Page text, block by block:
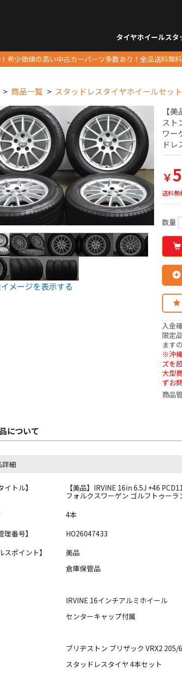
タイヤホイールスタ
希少価値の高い中古カーパーツ多数あり！全品送料無料
商品一覧 スタッドレスタイヤホイールセット
メージを表示する
【
スト
ワー
ド
￥
送料無
数量
入金
限定
ます
※沖
ズを
大型
ずお
商品
について
細
イトル】
【美品】IRVINE 16in 6.5J +46
フォルクスワーゲン ゴルフトゥー
4本
理番号】
HO26047433
スポイント】
美品
倉庫保管品
IRVINE 16インチアルミホイール
センターキャップ付属
ブリヂストン ブリザック VRX2 205/
スタッドレスタイヤ 4本セット